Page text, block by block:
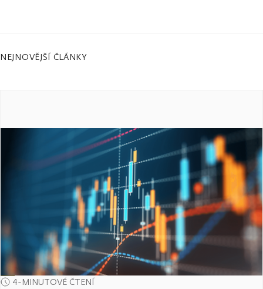
NEJNOVĚJŠÍ ČLÁNKY
4-MINUTOVÉ ČTENÍ